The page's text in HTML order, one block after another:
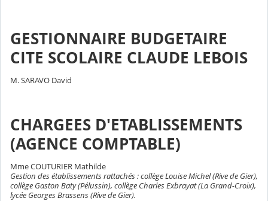
GESTIONNAIRE BUDGETAIRE
CITE SCOLAIRE CLAUDE LEBOIS
M. SARAVO David
CHARGEES D'ETABLISSEMENTS
(AGENCE COMPTABLE)
Mme COUTURIER Mathilde
Gestion des établissements rattachés : collège Louise Michel (Rive de Gier),
collège Gaston Baty (Pélussin), collège Charles Exbrayat (La Grand-Croix),
lycée Georges Brassens (Rive de Gier).